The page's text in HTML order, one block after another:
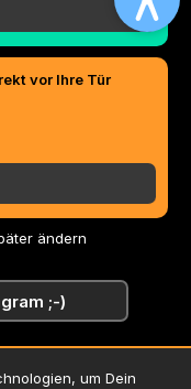
vor Ihre Tür
ändern
;-)
um Dein